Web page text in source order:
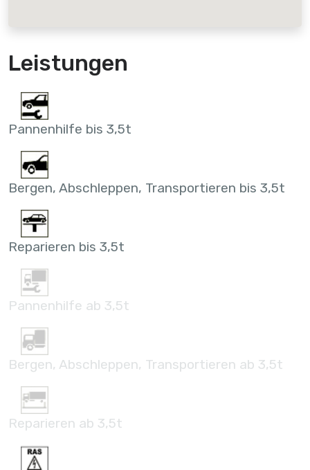
Leistungen
Pannenhilfe bis 3,5t
Bergen, Abschleppen, Transportieren bis 3,5t
Reparieren bis 3,5t
Pannenhilfe ab 3,5t
Bergen, Abschleppen, Transportieren ab 3,5t
Reparieren ab 3,5t